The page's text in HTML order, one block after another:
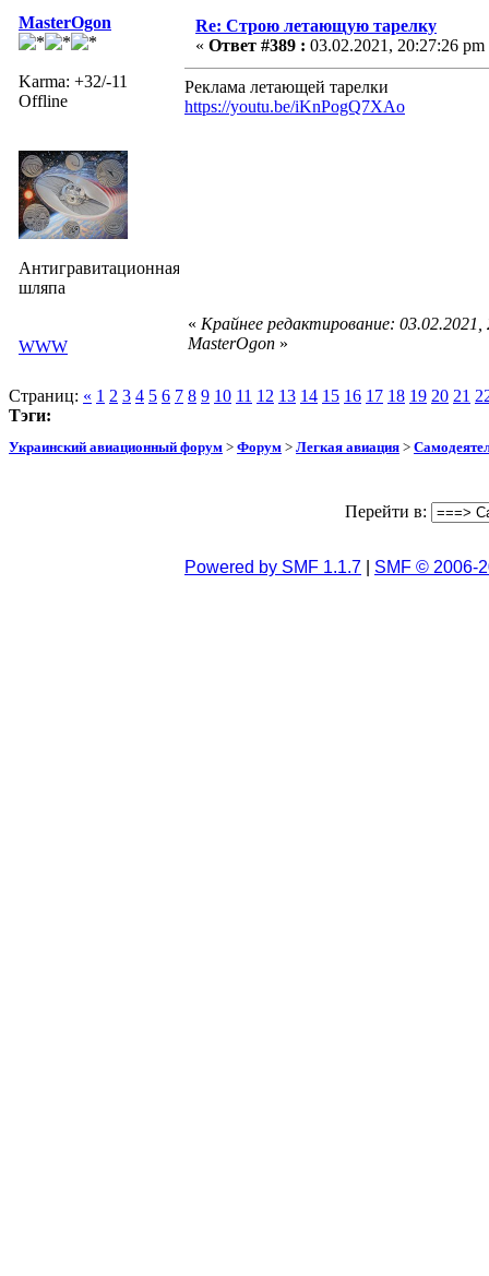
MasterOgon
Karma: +32/-11
Offline
Антигравитационная
шляпа
WWW
Re: Строю летающую тарелку
« Ответ #389 : 03.02.2021, 20:27:26 pm
Реклама летающей тарелки
https://youtu.be/iKnPogQ7XAo
« Крайнее редактирование:
MasterOgon »
Страниц: « 1 2 3 4 5 6 7 8 9 10 11 12 13 14 15 16 17 18 19 20 21
Тэги:
Украинский авиационный форум > Форум > Легкая авиация >
Перейти в:
Powered by SMF 1.1.7 SMF © 2006-